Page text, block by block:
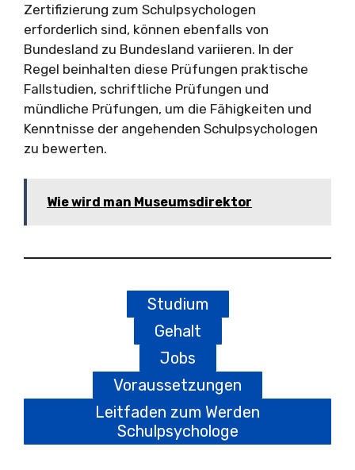
Zertifizierung zum Schulpsychologen
erforderlich sind, können ebenfalls von
Bundesland zu Bundesland variieren. In der
Regel beinhalten diese Prüfungen praktische
Fallstudien, schriftliche Prüfungen und
mündliche Prüfungen, um die Fähigkeiten und
Kenntnisse der angehenden Schulpsychologen
zu bewerten.
Wie wird man Museumsdirektor
Studium
Gehalt
Jobs
Voraussetzungen
Leitfaden zum Werden
Schulpsychologe